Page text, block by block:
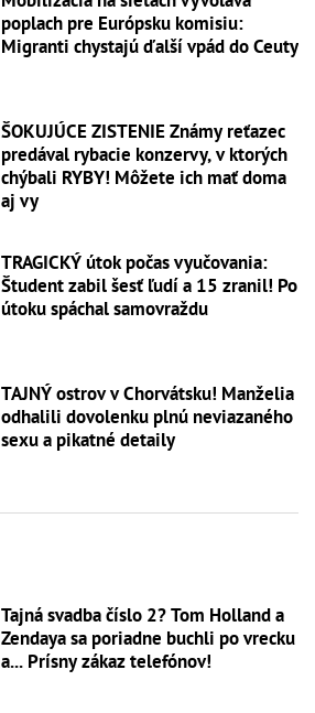
poplach pre Európsku komisiu:
Migranti chystajú ďalší vpád do Ceuty
ŠOKUJÚCE ZISTENIE Známy reťazec
predával rybacie konzervy, v ktorých
chýbali RYBY! Môžete ich mať doma
aj vy
TRAGICKÝ útok počas vyučovania:
Študent zabil šesť ľudí a 15 zranil! Po
útoku spáchal samovraždu
TAJNÝ ostrov v Chorvátsku! Manželia
odhalili dovolenku plnú neviazaného
sexu a pikatné detaily
Tajná svadba číslo 2? Tom Holland a
Zendaya sa poriadne buchli po vrecku
a... Prísny zákaz telefónov!